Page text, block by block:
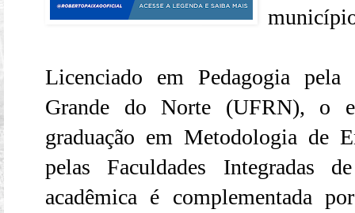
Licenciado em Pedagogia
Grande do Norte (UFRN), o
graduação em Metodologia de
pelas Faculdades Integradas
acadêmica é complementada